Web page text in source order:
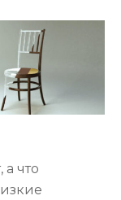
а что